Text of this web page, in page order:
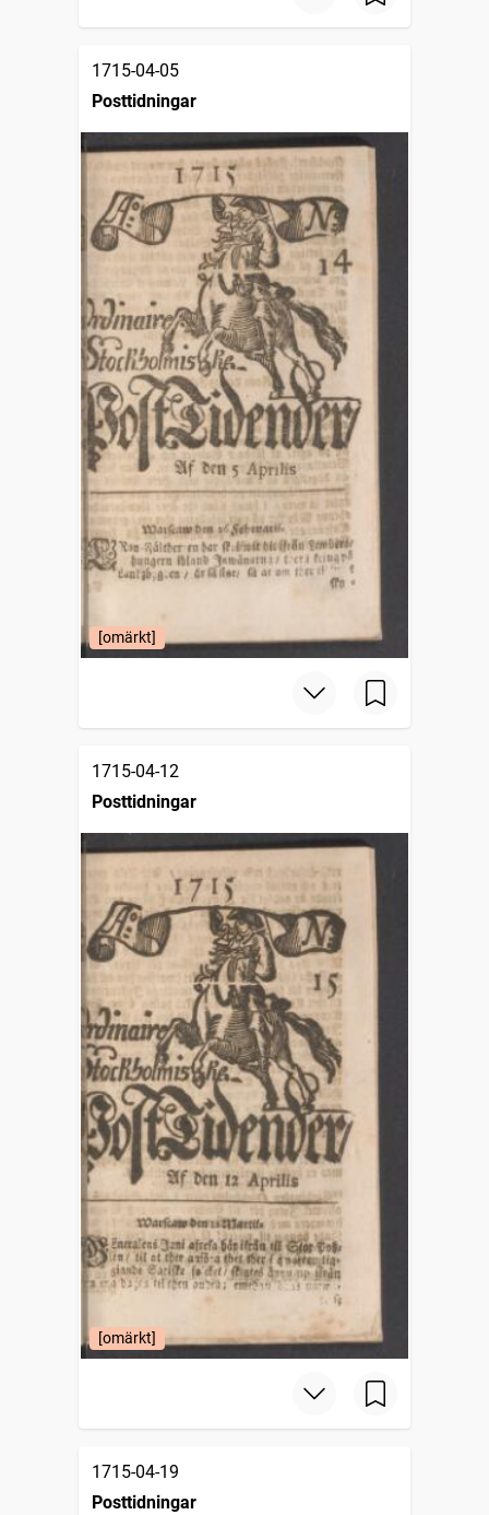
1715-04-05
Posttidningar
[omärkt]
1715-04-12
Posttidningar
[omärkt]
1715-04-19
Posttidningar